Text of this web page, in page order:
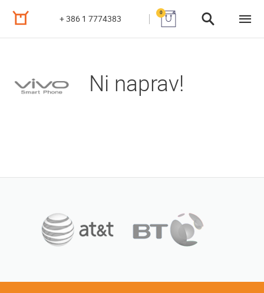
+ 386 1 7774383
0
Ni naprav!